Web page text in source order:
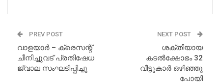
PREV POST
വാളയാർ – ക്രെസന്റ്
ചീനിച്ചുവട് പ്രതിഷേധ
ജ്വാല സംഘടിപ്പിച്ചു
NEXT POST
ശക്തിയായ
കടൽക്ഷോഭം 32
വീട്ടുകാർ ഒഴിഞ്ഞു
പോയി